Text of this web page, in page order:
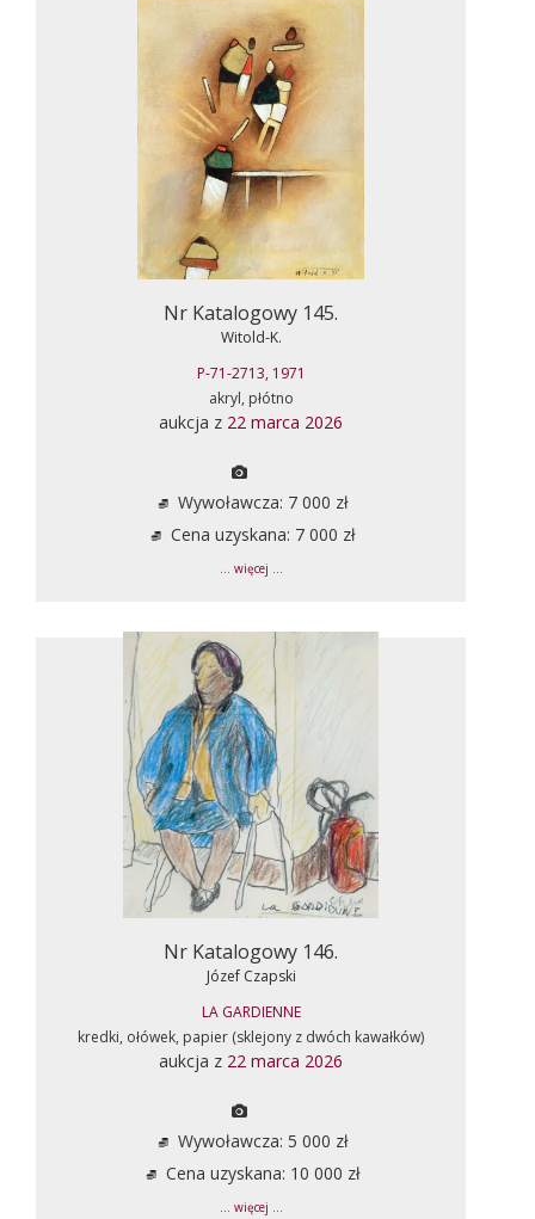
Nr Katalogowy 145.
Witold-K.
P-71-2713, 1971
akryl, płótno
aukcja z 22 marca 2026
Wywoławcza: 7 000 zł
Cena uzyskana: 7 000 zł
... więcej ...
Nr Katalogowy 146.
Józef Czapski
LA GARDIENNE
kredki, ołówek, papier (sklejony z dwóch kawałków)
aukcja z 22 marca 2026
Wywoławcza: 5 000 zł
Cena uzyskana: 10 000 zł
... więcej ...